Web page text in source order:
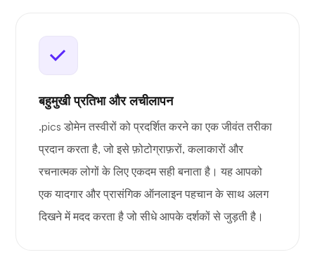
बहुमुखी प्रतिभा और लचीलापन
.pics डोमेन तस्वीरों को प्रदर्शित करने का एक जीवंत तरीका
प्रदान करता है, जो इसे फ़ोटोग्राफ़रों, कलाकारों और
रचनात्मक लोगों के लिए एकदम सही बनाता है। यह आपको
एक यादगार और प्रासंगिक ऑनलाइन पहचान के साथ अलग
दिखने में मदद करता है जो सीधे आपके दर्शकों से जुड़ती है।